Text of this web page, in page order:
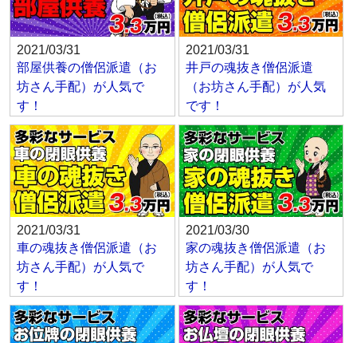
2021/03/31
部屋供養の僧侶派遣（お
坊さん手配）が人気で
す！
2021/03/31
井戸の魂抜き僧侶派遣
（お坊さん手配）が人気
です！
2021/03/31
車の魂抜き僧侶派遣（お
坊さん手配）が人気で
す！
2021/03/30
家の魂抜き僧侶派遣（お
坊さん手配）が人気で
す！